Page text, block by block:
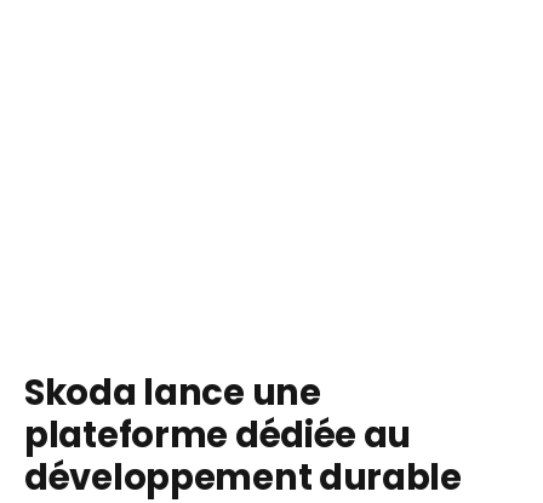
Skoda lance une
plateforme dédiée au
développement durable